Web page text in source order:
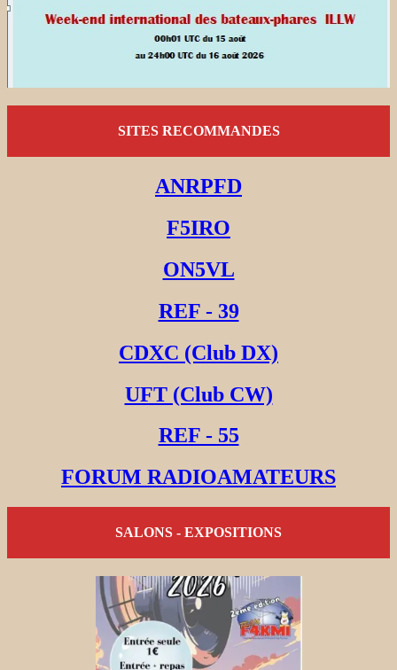
SITES RECOMMANDES
ANRPFD
F5IRO
ON5VL
REF - 39
CDXC (Club DX)
UFT (Club CW)
REF - 55
FORUM RADIOAMATEURS
SALONS - EXPOSITIONS